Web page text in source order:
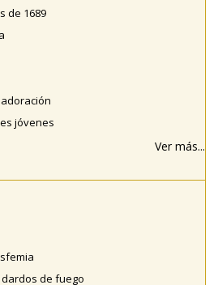
de 1689
jóvenes
Ver más...
de fuego